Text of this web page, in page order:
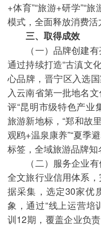
+体育”“旅游+研学”“
模式，全面释放消费活
三、取得成效
（一）品牌创建有
通过持续打造“古滇文
心品牌，晋宁区入选
入云南省第一批地名
评“昆明市级特色产业
旅游新地标，“郑和故
观鸥+温泉康养”“夏季
标签，全域旅游品牌知
（二）服务企业有
全文旅行业信用体系
据采集，选定30家优
象，通过“线上运营培
训12期，覆盖企业负